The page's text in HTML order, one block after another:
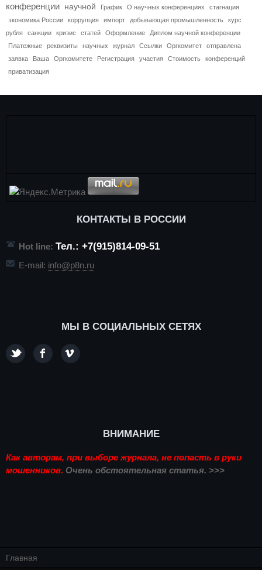
конференции научной График О научных конференциях
стагнация
экономика России
коррупция импорт добывающая промышленность
курс
рубля
санкции кризис статей Оформление
Диплом научной конференции
Платежные
реквизиты научных журнал Ссылки Оргкомитет
отправлена
заявка
Ваша Оргкомитете Регистрация участия Стоимость
конференций
приватизация
КОНТАКТЫ В РОССИИ
Hot line: Тел.: +7(915)814-09-51
E-mail: info@p8n.ru
МЫ В СОЦИАЛЬНЫХ СЕТЯХ
ВНИМАНИЕ
Как авторам, при выборе журнала, не попасть в руки
мошенников. Очень обстоятельная статья. >>>
Главная